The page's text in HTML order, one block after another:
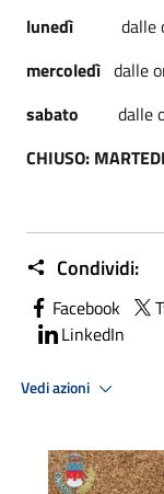
lunedì
dalle
mercoledì dalle
sabato
dalle
CHIUSO:
Condividi:
Facebook
LinkedIn
Vedi azioni